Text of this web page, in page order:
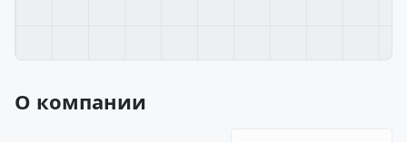
О компании